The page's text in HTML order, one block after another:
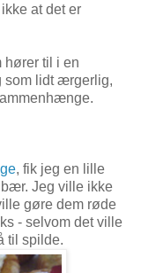
at det er
hører til i en
som lidt ærgerlig,
, fik jeg en lille
Jeg ville ikke
gøre dem røde
- selvom det ville
til spilde.